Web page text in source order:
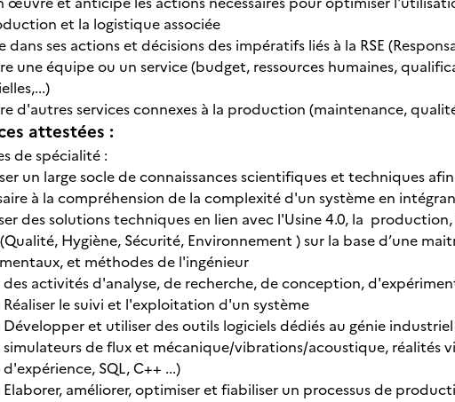
et la logistique associée
dans ses actions et décisions des impératifs liés à la RSE
une équipe ou un service (budget, ressources humaines,
d'autres services connexes à la production (maintenance,
attestées :
de spécialité :
un large socle de connaissances scientifiques et techniques
à la compréhension de la complexité d'un système en
des solutions techniques en lien avec l'Usine 4.0, la
Hygiène, Sécurité, Environnement ) sur la base d’une
et méthodes de l'ingénieur
des activités d'analyse, de recherche, de conception,
Réaliser le suivi et l'exploitation d'un système
Développer et utiliser des outils logiciels dédiés au génie industriel
simulateurs de flux et mécanique/vibrations/acoustique, réalités
d'expérience, SQL, C++ ...)
Elaborer, améliorer, optimiser et fiabiliser un processus de